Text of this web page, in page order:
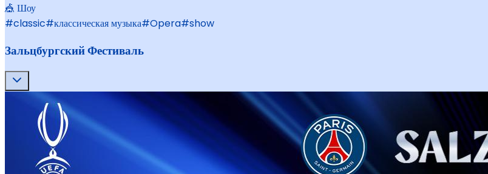
🎪 Шоу
#classic#классическая музыка#Opera#show
Зальцбургский Фестиваль